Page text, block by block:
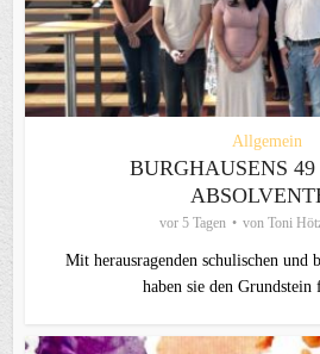
Allgemein
BURGHAUSENS
vor 5 Tagen von Toni
Mit herausragenden schulischen und
haben sie den